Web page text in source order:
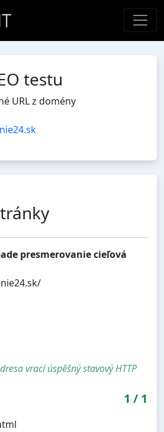
testu
URL z domény
presmerovanie cieľová
vrací úspěšný stavový HTTP
1 / 1